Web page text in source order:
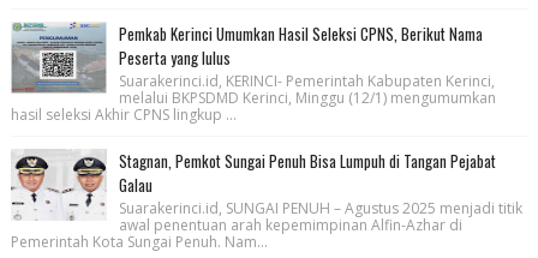
Pemkab Kerinci Umumkan Hasil Seleksi CPNS, Berikut Nama
Peserta yang lulus
Suarakerinci.id, KERINCI- Pemerintah Kabupaten Kerinci,
melalui BKPSDMD Kerinci, Minggu (12/1) mengumumkan
hasil seleksi Akhir CPNS lingkup ...
Stagnan, Pemkot Sungai Penuh Bisa Lumpuh di Tangan Pejabat
Galau
Suarakerinci.id, SUNGAI PENUH – Agustus 2025 menjadi titik
awal penentuan arah kepemimpinan Alfin-Azhar di
Pemerintah Kota Sungai Penuh. Nam...